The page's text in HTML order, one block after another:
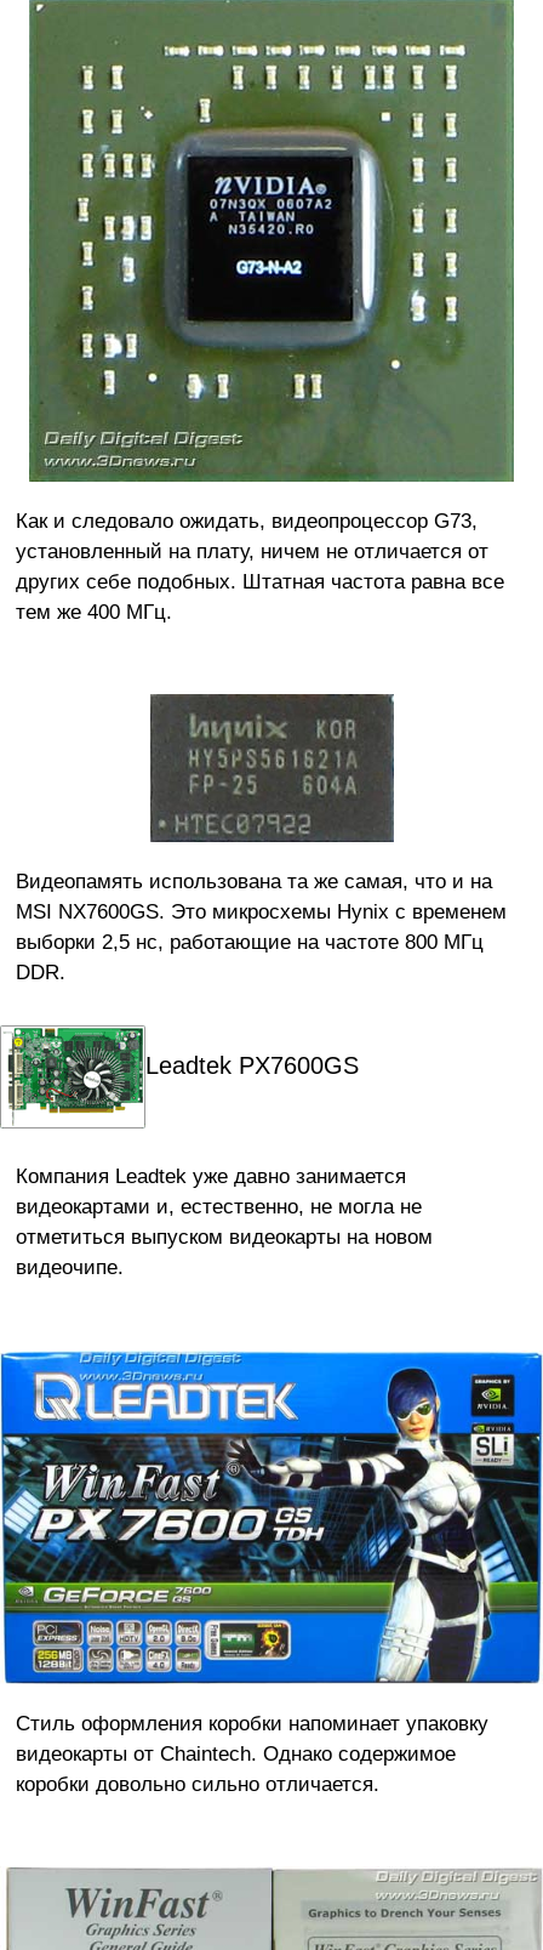
Как и следовало ожидать, видеопроцессор G73,
установленный на плату, ничем не отличается от
других себе подобных. Штатная частота равна все
тем же 400 МГц.
Видеопамять использована та же самая, что и на
MSI NX7600GS. Это микросхемы Hynix с временем
выборки 2,5 нс, работающие на частоте 800 МГц
DDR.
Leadtek PX7600GS
Компания Leadtek уже давно занимается
видеокартами и, естественно, не могла не
отметиться выпуском видеокарты на новом
видеочипе.
Стиль оформления коробки напоминает упаковку
видеокарты от Chaintech. Однако содержимое
коробки довольно сильно отличается.